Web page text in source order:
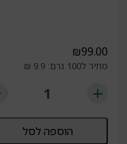
₪99.00
מחיר ל100 גרם: 9.9 ₪
הוספה לסל